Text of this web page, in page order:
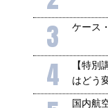
3 ケース
4
【特別
はどう
国内航